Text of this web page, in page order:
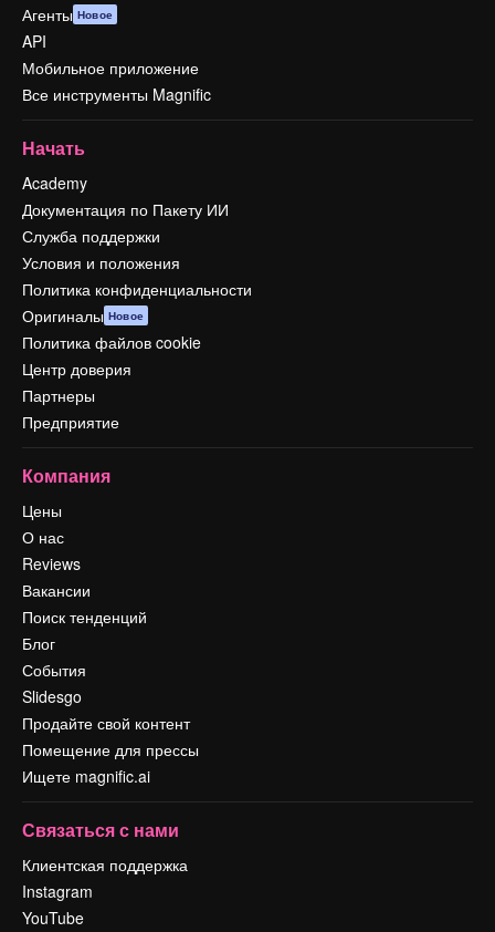
Агенты Новое
API
Мобильное приложение
Все инструменты Magnific
Начать
Academy
Документация по Пакету ИИ
Служба поддержки
Условия и положения
Политика конфиденциальности
Оригиналы Новое
Политика файлов cookie
Центр доверия
Партнеры
Предприятие
Компания
Цены
О нас
Reviews
Вакансии
Поиск тенденций
Блог
События
Slidesgo
Продайте свой контент
Помещение для прессы
Ищете magnific.ai
Связаться с нами
Клиентская поддержка
Instagram
YouTube